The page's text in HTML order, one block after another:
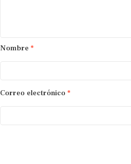
Nombre *
Correo electrónico *